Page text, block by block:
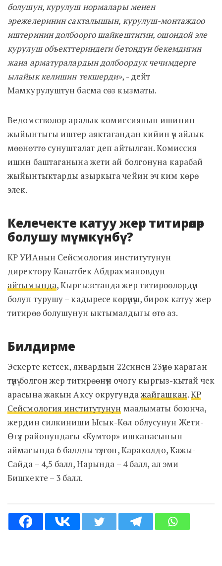
болушун, курулуш нормалары менен
эрежелеринин сакталышын, курулуш-монтаждоо
иштеринин долбоорго шайкештигин, ошондой эле
курулуш объекттериндеги бетондун бекемдигин
жана арматуралардын долбоордук чечимдерге
ылайык келишин текшерди», - дейт
Мамкурулуштун басма сөз кызматы.
Ведомстволор аралык комиссиянын ишинин
жыйынтыгы иштер аяктагандан кийин үч айлык
мөөнөттө сунушталат деп айтылган. Комиссия
ишин баштаганына жети ай болгонуна карабай
жыйынтыктарды азыркыга чейин эч ким көрө
элек.
Келечекте катуу жер титирөөлөр
болушу мүмкүнбү?
КР УИАнын Сейсмология институтунун
директору Канатбек Абдрахмановдун
айтымында, Кыргызстанда жер титирөөлөрдүн
болуп турушу – кадыресе көрүнүш, бирок катуу жер
титирөө болушунун ыктымалдыгы өтө аз.
Билдирме
Эскерте кетсек, январдын 22синен 23үнө караган
түнү болгон жер титирөөнүн очогу кыргыз-кытай чек
арасына жакын Аксу округунда жайгашкан.КР
Сейсмология институтунун маалыматы боюнча,
жердин силкиниши Ысык-Көл облусунун Жети-
Өгүз районундагы «Кумтор» ишканасынын
аймагында 6 баллды түзгөн, Караколдо, Кажы-
Сайда – 4,5 балл, Нарында – 4 балл, ал эми
Бишкекте – 3 балл.